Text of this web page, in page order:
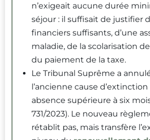
n’exigeait aucune durée
séjour : il suffisait de justifier
financiers suffisants, d’une
maladie, de la scolarisation
du paiement de la taxe.
Le Tribunal Suprême a
l’ancienne cause
absence supérieure à six mois
731/2023). Le nouveau
rétablit pas, mais transfère